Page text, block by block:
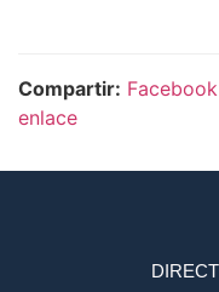
Compartir: Facebook
enlace